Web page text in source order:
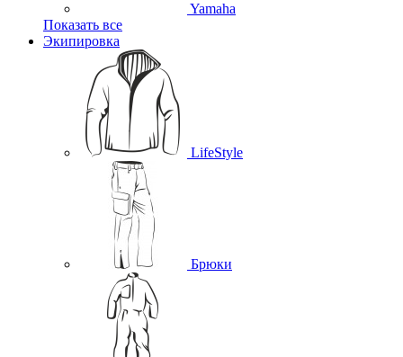
Yamaha
Показать все
Экипировка
LifeStyle
Брюки